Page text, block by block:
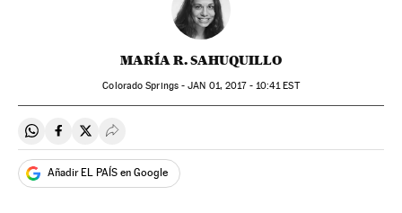
MARÍA R. SAHUQUILLO
Colorado Springs -JAN 01, 2017 - 10:41 EST
Compartir en Whatsapp
Compartir en Facebook
Compartir en Twitter
Desplegar Redes Sociales
Añadir EL PAÍS en Google